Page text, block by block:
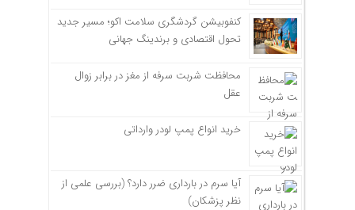
کنفوبیشن گردشگری سلامت اکو؛ مسیر جدید
تحول اقتصادی و برندینگ جهانی
محافظت شربت سرفه از مغز در برابر زوال
عقل
خرید انواع پمپ لودر وارداتی
آیا سرم در بارداری ضرر دارد؟ (بررسی علمی از
نظر پزشکان)